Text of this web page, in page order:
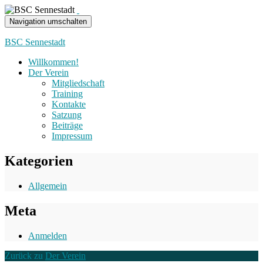
Navigation umschalten
BSC Sennestadt
Willkommen!
Der Verein
Mitgliedschaft
Training
Kontakte
Satzung
Beiträge
Impressum
Kategorien
Allgemein
Meta
Anmelden
Zurück zu Der Verein